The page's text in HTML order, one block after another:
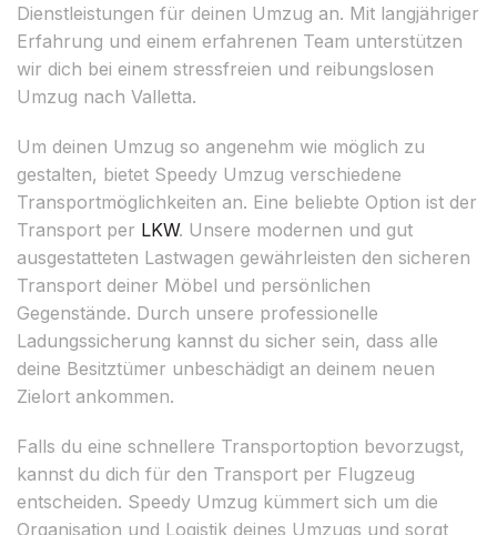
Dienstleistungen für deinen Umzug an. Mit langjähriger
Erfahrung und einem erfahrenen Team unterstützen
wir dich bei einem stressfreien und reibungslosen
Umzug nach Valletta.
Um deinen Umzug so angenehm wie möglich zu
gestalten, bietet Speedy Umzug verschiedene
Transportmöglichkeiten an. Eine beliebte Option ist der
Transport per LKW. Unsere modernen und gut
ausgestatteten Lastwagen gewährleisten den sicheren
Transport deiner Möbel und persönlichen
Gegenstände. Durch unsere professionelle
Ladungssicherung kannst du sicher sein, dass alle
deine Besitztümer unbeschädigt an deinem neuen
Zielort ankommen.
Falls du eine schnellere Transportoption bevorzugst,
kannst du dich für den Transport per Flugzeug
entscheiden. Speedy Umzug kümmert sich um die
Organisation und Logistik deines Umzugs und sorgt